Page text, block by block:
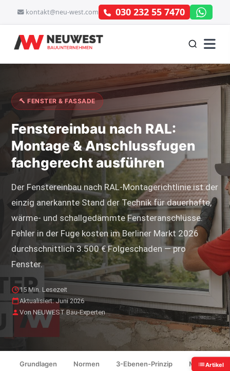
kontakt@neu-west.com 030 232 55 7470
🔨 FENSTER & FASSADE
Fenstereinbau nach RAL:
Montage & Anschlussfugen
fachgerecht ausführen
Der Fenstereinbau nach RAL-Montagerichtlinie ist der
einzig anerkannte Stand der Technik für dauerhafte,
wärme- und schallgedämmte Fensteranschlüsse.
Fehler in der Fuge kosten im Berliner Markt 2026
durchschnittlich 3.500 € Folgeschaden — pro
Fenster.
15 Min. Lesezeit
Aktualisiert: Juni 2026
Von NEUWEST Bau-Experten
Grundlagen Normen 3-Ebenen-Prinzip Artikel